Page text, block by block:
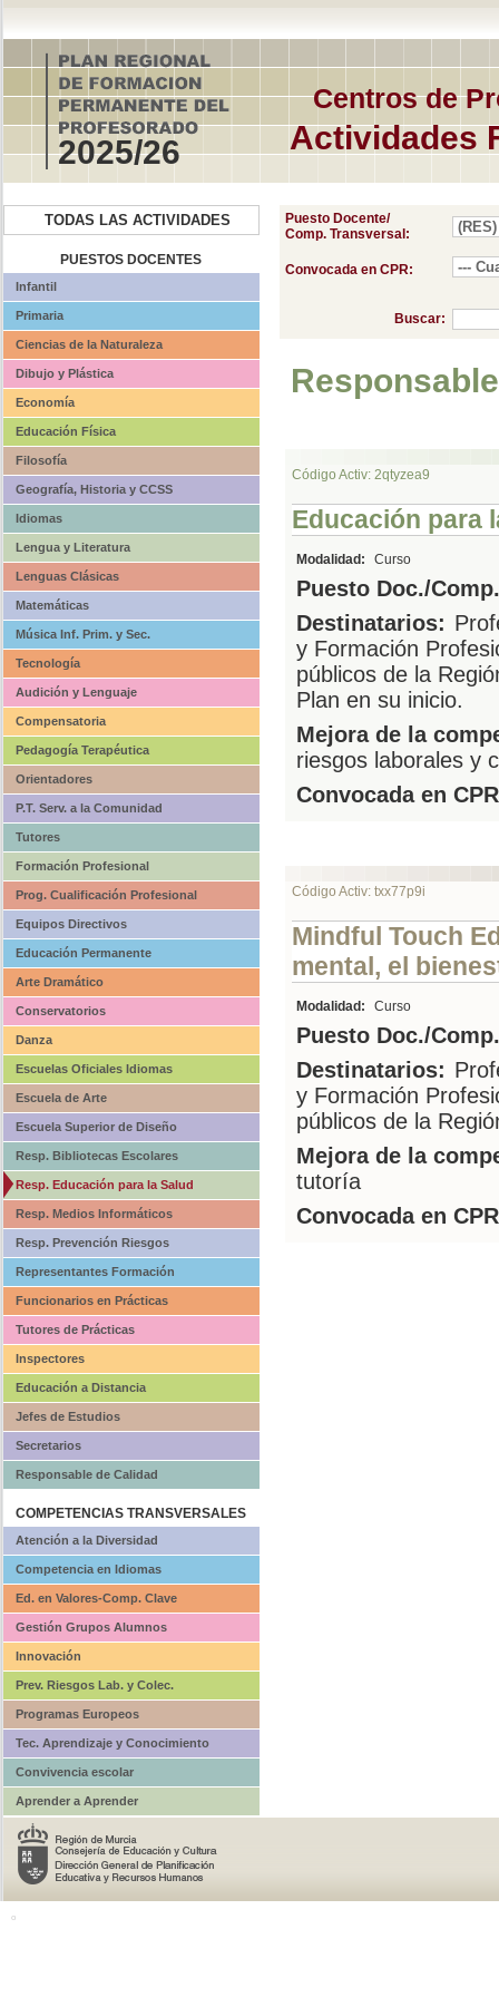
Centros de
Actividades
2025/26
TODAS LAS ACTIVIDADES
PUESTOS DOCENTES
Infantil
Primaria
Ciencias de la Naturaleza
Dibujo y Plástica
Economía
Educación Física
Filosofía
Geografía, Historia y CCSS
Idiomas
Lengua y Literatura
Lenguas Clásicas
Matemáticas
Música Inf. Prim. y Sec.
Tecnología
Audición y Lenguaje
Compensatoria
Pedagogía Terapéutica
Orientadores
P.T. Serv. a la Comunidad
Tutores
Formación Profesional
Prog. Cualificación Profesional
Equipos Directivos
Educación Permanente
Arte Dramático
Conservatorios
Danza
Escuelas Oficiales Idiomas
Escuela de Arte
Escuela Superior de Diseño
Resp. Bibliotecas Escolares
Resp. Educación para la Salud
Resp. Medios Informáticos
Resp. Prevención Riesgos
Representantes Formación
Funcionarios en Prácticas
Tutores de Prácticas
Inspectores
Educación a Distancia
Jefes de Estudios
Secretarios
Responsable de Calidad
COMPETENCIAS TRANSVERSALES
Atención a la Diversidad
Competencia en Idiomas
Ed. en Valores-Comp. Clave
Gestión Grupos Alumnos
Innovación
Prev. Riesgos Lab. y Colec.
Programas Europeos
Tec. Aprendizaje y Conocimiento
Convivencia escolar
Aprender a Aprender
Puesto Docente/
Comp. Transversal:
Convocada en CPR:
Buscar:
Código Activ: 2qtyzea9
Educación para
Modalidad: Curso
Puesto Doc./
Destinatarios:
y Formación
públicos de la
Plan en su inicio.
Mejora de la
riesgos laborales y
Convocada en
Código Activ: txx77p9i
Mindful Touch
mental, el
Modalidad: Curso
Puesto Doc./
Destinatarios:
y Formación
públicos de la
Mejora de la
tutoría
Convocada en
o